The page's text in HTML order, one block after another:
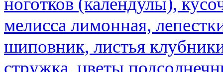
мелисса лимонная,
шиповник, листья
стружка, цветы